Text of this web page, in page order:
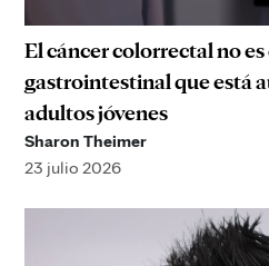
El cáncer colorrectal no
gastrointestinal que está
adultos jóvenes
Sharon Theimer
23 julio 2026